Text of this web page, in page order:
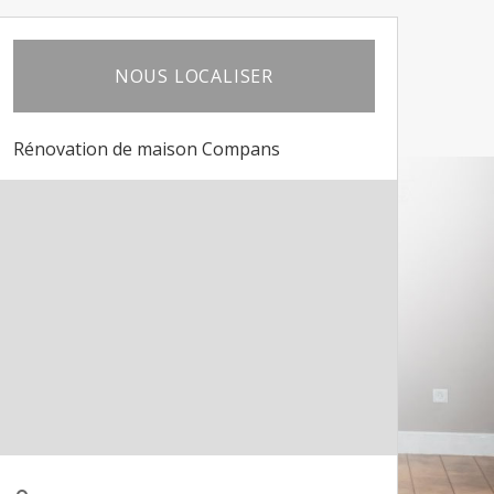
NOUS LOCALISER
Rénovation de maison Compans